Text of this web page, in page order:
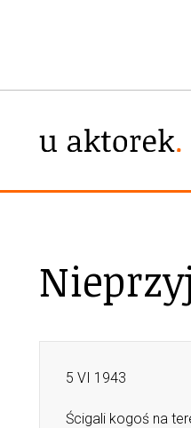
5 VI 1943
Ścigali kogoś na